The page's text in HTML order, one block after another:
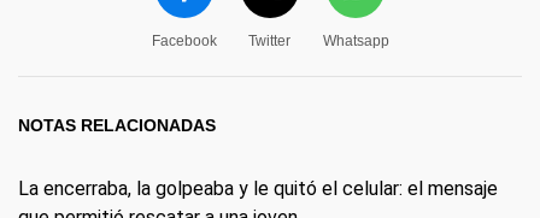
Facebook Twitter Whatsapp
NOTAS RELACIONADAS
La encerraba, la golpeaba y le quitó el celular: el mensaje